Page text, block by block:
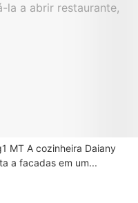
MT A cozinheira Daiany
a facadas em um...